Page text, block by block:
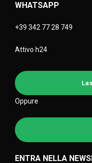
WHATSAPP
+39 342 77 28 749
Attivo h24
Oppure
ENTRA NELLA